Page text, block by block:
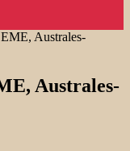
Australes-
Australes-